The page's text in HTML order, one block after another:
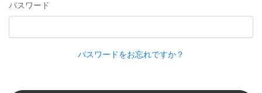
パスワード
パスワードをお忘れですか？